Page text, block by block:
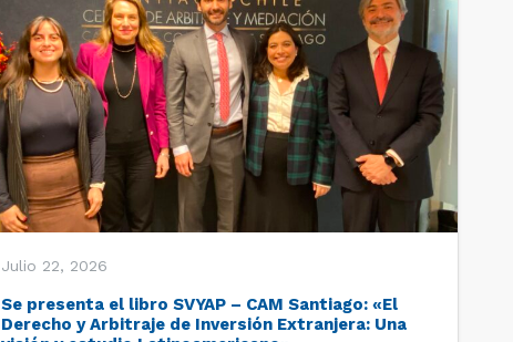
Julio 22, 2026
Se presenta el libro SVYAP – CAM Santiago: «El
Derecho y Arbitraje de Inversión Extranjera: Una